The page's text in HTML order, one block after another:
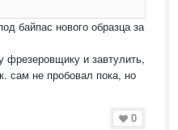
байпас нового образца за
фрезеровщику и завтулить,
сам не пробовал пока, но
0